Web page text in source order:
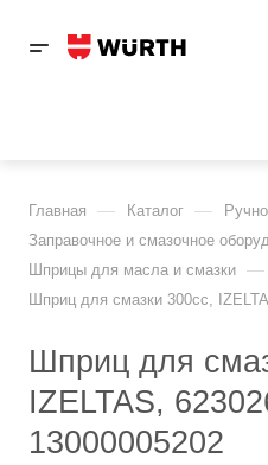
Главная — Каталог —
Заправочное и смазочное
Шприцы для масла и смазки —
Шприц для смазки 300сс,
Шприц для
IZELTAS,
13000005202